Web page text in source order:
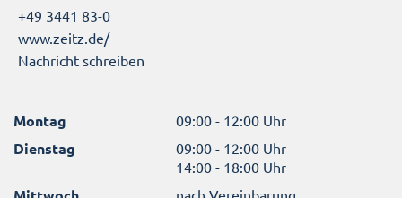
+49 3441 83-0
www.zeitz.de/
Nachricht schreiben
Montag 09:00 - 12:00 Uhr
Dienstag
09:00 - 12:00 Uhr
14:00 - 18:00 Uhr
nach Vereinbarung